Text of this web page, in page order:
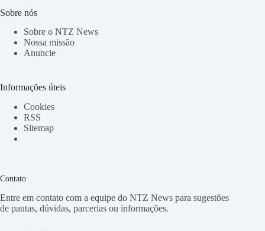
Sobre nós
Sobre o NTZ News
Nossa missão
Anuncie
Informações úteis
Cookies
RSS
Sitemap
Contato
Entre em contato com a equipe do NTZ News para sugestões
de pautas, dúvidas, parcerias ou informações.